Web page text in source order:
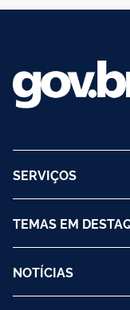
SERVIÇOS
TEMAS EM
NOTÍCIAS